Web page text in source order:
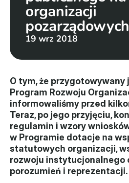
Kontakt
Federacja
Karta zasad
Władze
Historia i działania
Narzędzie samooceny
organizacji
19 wrz 2018
O tym, że
Program Rozwoju
informowaliśmy przed
Teraz, po jego przyjęciu,
regulamin i wzory
w Programie dotacje na
statutowych organizacji,
rozwoju instytucjonalnego
porozumień i reprezentacji.